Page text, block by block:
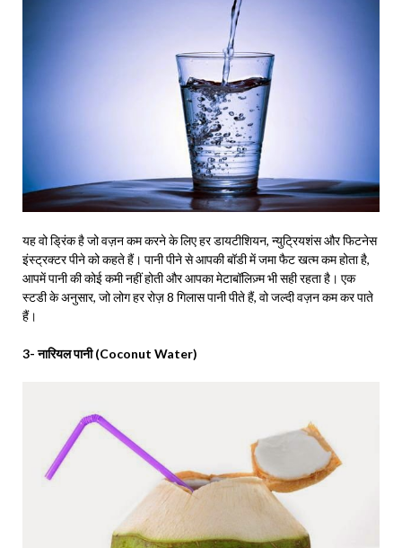
यह वो ड्रिंक है जो वज़न कम करने के लिए हर डायटीशियन, न्युट्रियशंस और फिटनेस
इंस्ट्रक्टर पीने को कहते हैं। पानी पीने से आपकी बॉडी में जमा फैट खत्म कम होता है,
आपमें पानी की कोई कमी नहीं होती और आपका मेटाबॉलिज़्म भी सही रहता है। एक
स्टडी के अनुसार, जो लोग हर रोज़ 8 गिलास पानी पीते हैं, वो जल्दी वज़न कम कर पाते
हैं।
3- नारियल पानी (Coconut Water)